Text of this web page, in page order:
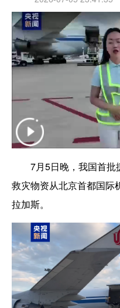
7月5日晚，我国首批
救灾物资从北京首都国际
拉加斯。